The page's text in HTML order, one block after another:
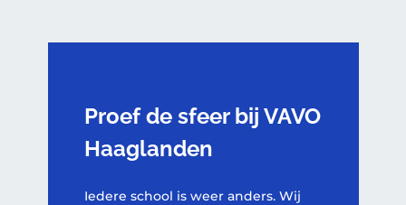
Proef de sfeer bij VAVO
Haaglanden
Iedere school is weer anders. Wij